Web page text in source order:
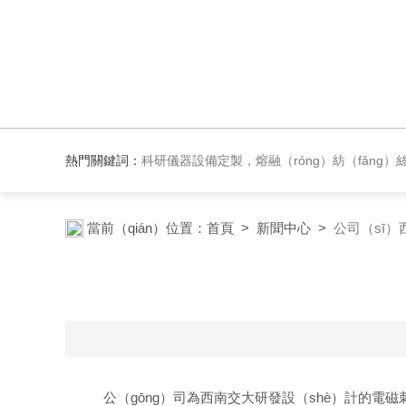
熱門關鍵詞： 科研儀器設備定製，熔融（róng）紡（fǎng）絲機，材料紡絲成型設備，實驗反應（yīng）設備，實
當前（qián）位置： 首頁 > 新聞中心 > 公司（sī）
公（gōng）司為西南交大研發設（shè）計的電磁